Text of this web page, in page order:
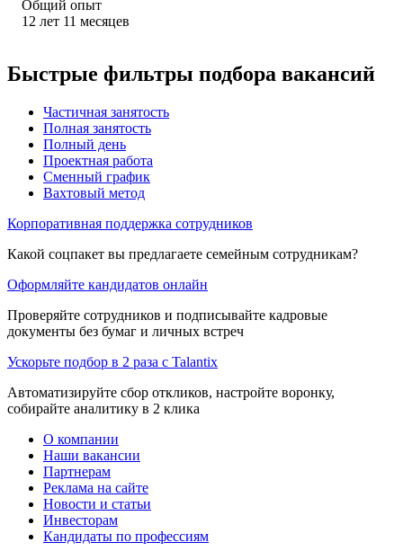
Общий опыт
12 лет 11 месяцев
Быстрые фильтры подбора вакансий
Частичная занятость
Полная занятость
Полный день
Проектная работа
Сменный график
Вахтовый метод
Корпоративная поддержка сотрудников
Какой соцпакет вы предлагаете семейным сотрудникам?
Оформляйте кандидатов онлайн
Проверяйте сотрудников и подписывайте кадровые
документы без бумаг и личных встреч
Ускорьте подбор в 2 раза с Talantix
Автоматизируйте сбор откликов, настройте воронку,
собирайте аналитику в 2 клика
О компании
Наши вакансии
Партнерам
Реклама на сайте
Новости и статьи
Инвесторам
Кандидаты по профессиям